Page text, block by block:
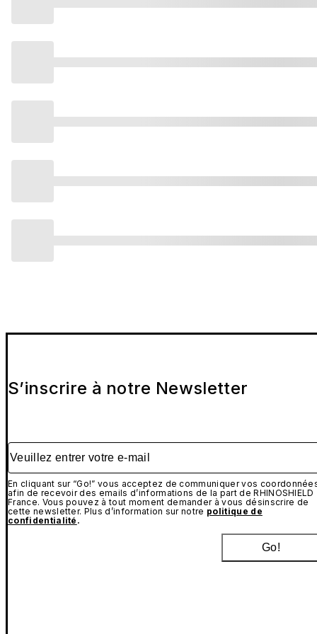
S’inscrire à notre Newsletter
Veuillez entrer votre e-mail
En cliquant sur “Go!” vous acceptez de communiquer vos
afin de recevoir des emails d’informations de la part de RHINOSHIELD
France. Vous pouvez à tout moment demander à vous désinscrire de
cette newsletter. Plus d’information sur notre politique de
confidentialité .
Go!